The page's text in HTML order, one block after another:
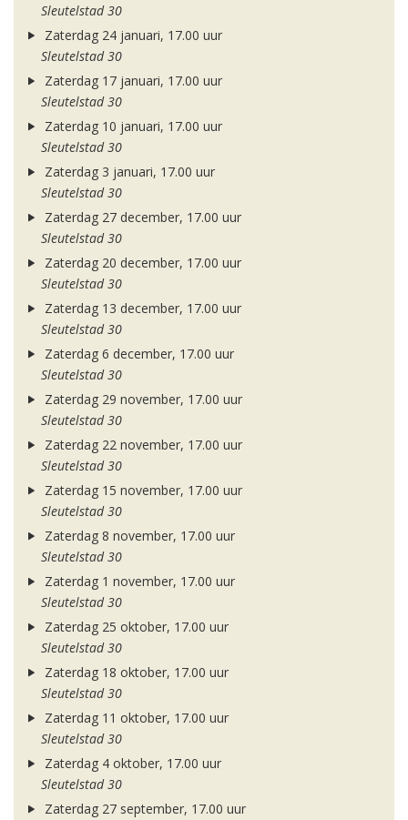
Sleutelstad 30
Zaterdag 24 januari, 17.00 uur
Sleutelstad 30
Zaterdag 17 januari, 17.00 uur
Sleutelstad 30
Zaterdag 10 januari, 17.00 uur
Sleutelstad 30
Zaterdag 3 januari, 17.00 uur
Sleutelstad 30
Zaterdag 27 december, 17.00 uur
Sleutelstad 30
Zaterdag 20 december, 17.00 uur
Sleutelstad 30
Zaterdag 13 december, 17.00 uur
Sleutelstad 30
Zaterdag 6 december, 17.00 uur
Sleutelstad 30
Zaterdag 29 november, 17.00 uur
Sleutelstad 30
Zaterdag 22 november, 17.00 uur
Sleutelstad 30
Zaterdag 15 november, 17.00 uur
Sleutelstad 30
Zaterdag 8 november, 17.00 uur
Sleutelstad 30
Zaterdag 1 november, 17.00 uur
Sleutelstad 30
Zaterdag 25 oktober, 17.00 uur
Sleutelstad 30
Zaterdag 18 oktober, 17.00 uur
Sleutelstad 30
Zaterdag 11 oktober, 17.00 uur
Sleutelstad 30
Zaterdag 4 oktober, 17.00 uur
Sleutelstad 30
Zaterdag 27 september, 17.00 uur